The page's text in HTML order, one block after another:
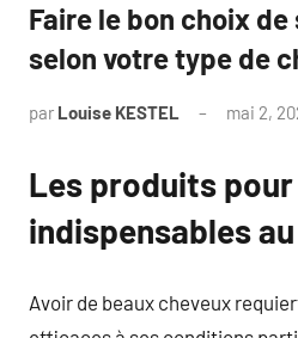
Faire le bon choix
selon votre type de
par Louise KESTEL mai 2,
Les produits
indispensables
Avoir de beaux cheveux